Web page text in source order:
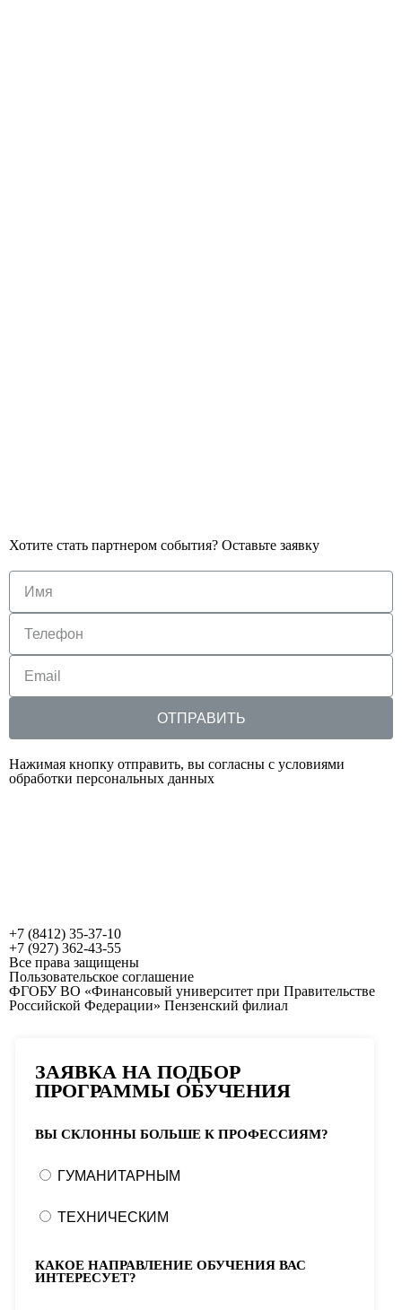
Хотите стать партнером события? Оставьте заявку
ОТПРАВИТЬ
Нажимая кнопку отправить, вы согласны с условиями
обработки персональных данных
+7 (8412) 35-37-10
+7 (927) 362-43-55
Все права защищены
Пользовательское соглашение
ФГОБУ ВО «Финансовый университет при Правительстве
Российской Федерации» Пензенский филиал
ЗАЯВКА НА ПОДБОР
ПРОГРАММЫ ОБУЧЕНИЯ
ВЫ СКЛОННЫ БОЛЬШЕ К ПРОФЕССИЯМ?
ГУМАНИТАРНЫМ
ТЕХНИЧЕСКИМ
КАКОЕ НАПРАВЛЕНИЕ ОБУЧЕНИЯ ВАС
ИНТЕРЕСУЕТ?